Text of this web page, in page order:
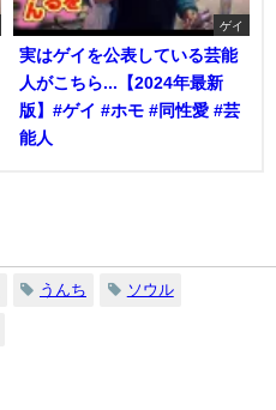
ゲイ
実はゲイを公表している芸能
人がこちら...【2024年最新
版】#ゲイ #ホモ #同性愛 #芸
能人
うんち ソウル